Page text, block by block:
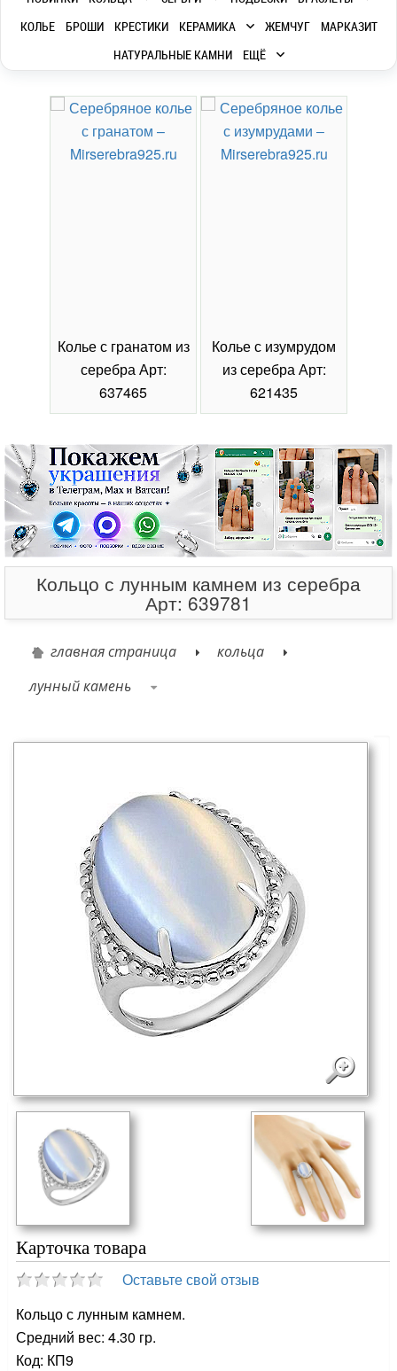
КОЛЬЕ
БРОШИ КРЕСТИКИ КЕРАМИКА ЖЕМЧУГ
МАРКАЗИТ
НАТУРАЛЬНЫЕ КАМНИ
ЕЩЁ
Колье с гранатом из
серебра Арт:
637465
Колье с изумрудом
из серебра Арт:
621435
Кольцо с лунным камнем из серебра
Арт: 639781
главная страница
кольца
лунный камень
Карточка товара
Оставьте свой отзыв
Кольцо с лунным камнем.
Средний вес: 4.30 гр.
Код: КП9